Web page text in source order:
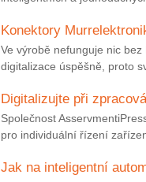
Konektory
Ve výrobě nefunguje nic
digitalizace úspěšně, proto
Digitalizujte při
Společnost
pro individuální řízení
Jak na inteligentní